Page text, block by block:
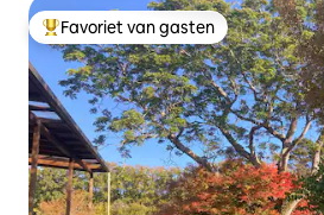
Topfavoriet van gasten
Favoriet van gasten